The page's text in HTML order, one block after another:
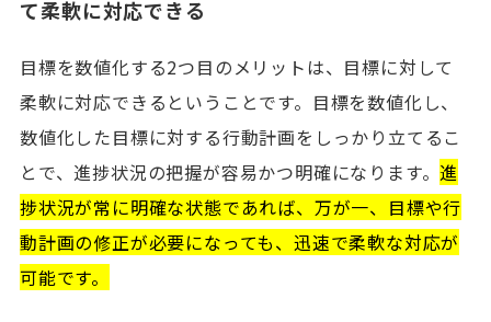
て柔軟に対応できる
目標を数値化する2つ目のメリットは、目標に対して
柔軟に対応できるということです。目標を数値化し、
数値化した目標に対する行動計画をしっかり立てるこ
とで、進捗状況の把握が容易かつ明確になります。進
捗状況が常に明確な状態であれば、万が一、目標や行
動計画の修正が必要になっても、迅速で柔軟な対応が
可能です。